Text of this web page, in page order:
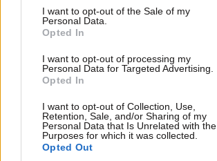
consent section.
I want to opt-out of the Sale of my
Personal Data.
Opted In
I want to opt-out of processing my
Personal Data for Targeted Advertising.
Opted In
I want to opt-out of Collection, Use,
Retention, Sale, and/or Sharing of my
Personal Data that Is Unrelated with the
Purposes for which it was collected.
Opted Out
Συντετριμμένος ο πατέρας και
θυμάτων στο τροχαίο στις
τη γυναίκα και το παιδί μου, τα